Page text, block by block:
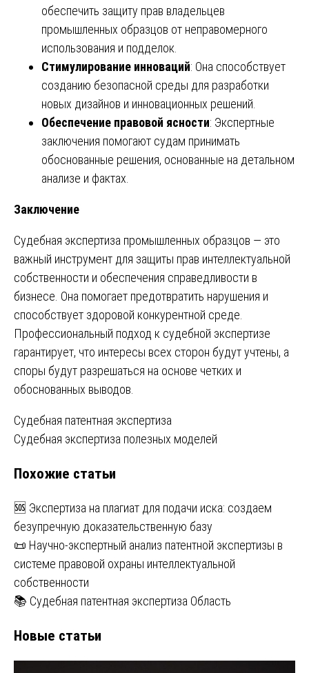
обеспечить защиту прав владельцев
промышленных образцов от неправомерного
использования и подделок.
Стимулирование инноваций: Она способствует
созданию безопасной среды для разработки
новых дизайнов и инновационных решений.
Обеспечение правовой ясности: Экспертные
заключения помогают судам принимать
обоснованные решения, основанные на детальном
анализе и фактах.
Заключение
Судебная экспертиза промышленных образцов — это
важный инструмент для защиты прав интеллектуальной
собственности и обеспечения справедливости в
бизнесе. Она помогает предотвратить нарушения и
способствует здоровой конкурентной среде.
Профессиональный подход к судебной экспертизе
гарантирует, что интересы всех сторон будут учтены, а
споры будут разрешаться на основе четких и
обоснованных выводов.
Навигация
по
записям
Судебная патентная экспертиза
Судебная экспертиза полезных моделей
Похожие статьи
🆘 Экспертиза на плагиат для подачи иска: создаем
безупречную доказательственную базу
📜 Научно-экспертный анализ патентной экспертизы в
системе правовой охраны интеллектуальной
собственности
📚 Судебная патентная экспертиза Область
Новые статьи